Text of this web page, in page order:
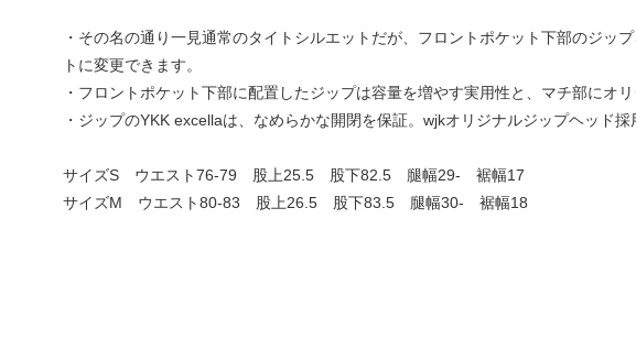
・その名の通り一見通常のタイトシルエットだが、フロントポケット下部のジッ
トに変更できます。
・フロントポケット下部に配置したジップは容量を増やす実用性と、マチ部にオ
・ジップのYKK excellaは、なめらかな開閉を保証。wjkオリジナルジップヘッド採
サイズS ウエスト76-79 股上25.5 股下82.5 腿幅29- 裾幅17
サイズM ウエスト80-83 股上26.5 股下83.5 腿幅30- 裾幅18